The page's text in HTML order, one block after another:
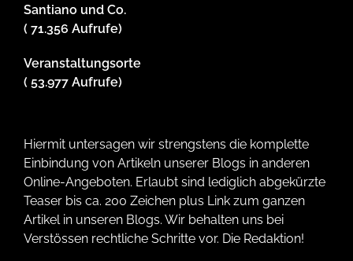
Santiano und Co.
( 71.356 Aufrufe)
Veranstaltungsorte
( 53.977 Aufrufe)
Hiermit untersagen wir strengstens die komplette
Einbindung von Artikeln unserer Blogs in anderen
Online-Angeboten. Erlaubt sind lediglich abgekürzte
Teaser bis ca. 200 Zeichen plus Link zum ganzen
Artikel in unseren Blogs. Wir behalten uns bei
Verstössen rechtliche Schritte vor. Die Redaktion!